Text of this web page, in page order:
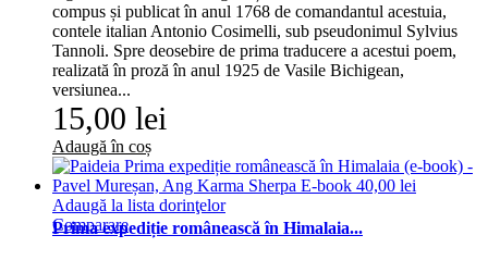
compus și publicat în anul 1768 de comandantul acestuia,
contele italian Antonio Cosimelli, sub pseudonimul Sylvius
Tannoli. Spre deosebire de prima traducere a acestui poem,
realizată în proză în anul 1925 de Vasile Bichigean,
versiunea...
15,00 lei
Adaugă în coș
Adaugă la lista dorinţelor
Comparare
Prima expediție românească în Himalaia...